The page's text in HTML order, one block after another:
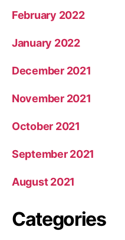
February 2022
January 2022
December 2021
November 2021
October 2021
September 2021
August 2021
Categories